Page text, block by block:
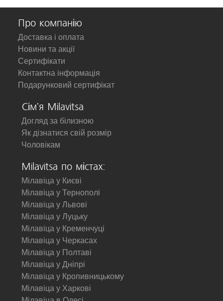
Про компанію
Доставка і оплата
Новини та акції
Сертифікати
Контактна інформація
Подарунковий сертифікат
Сім'я Milavitsa
Догляд за білизною
Як дізнатися свій розмір
Чоловікам
Milavitsa по містах:
Мілавіца у Києві
Мілавіца у Тернополі
Мілавіца у Львові
Мілавіца у Луцьку
Мілавіца у Кременчуці
Мілавіца у Черкасах
Мілавіца у Полтаві
Мілавіца у Дніпрі
Мілавіца у Кропивницькому
Мілавіца у Харкові